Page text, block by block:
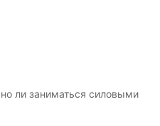
ли заниматься силовыми